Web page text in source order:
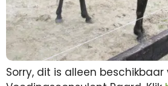
Sorry, dit is alleen